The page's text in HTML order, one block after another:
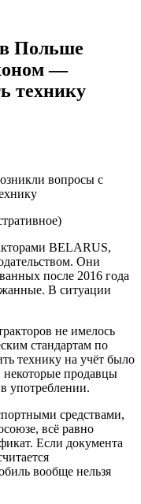
Польше
—
технику
BELARUS,
Они
после 2016 года
В ситуации
не имелось
стандартам по
технику на учёт было
продавцы
употреблении.
средствами,
всё равно
Если документа
вообще нельзя